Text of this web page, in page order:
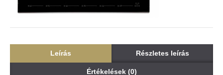
Leírás Részletes leírás
Értékelések (0)